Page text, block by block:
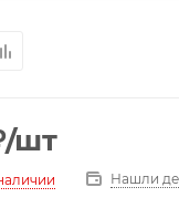
/шт
Нашли